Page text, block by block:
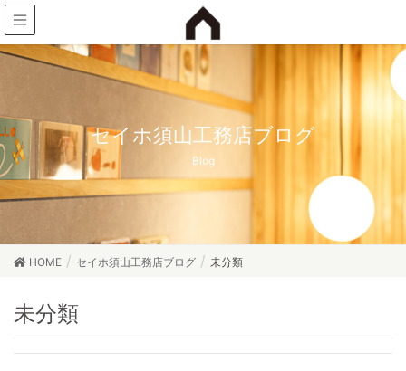
セイホ須山工務店ブログ
Blog
HOME セイホ須山工務店ブログ 未分類
未分類